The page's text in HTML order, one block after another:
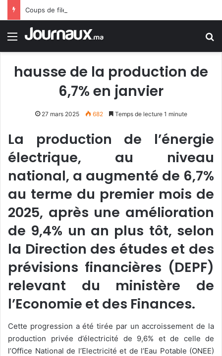
Menu
hausse de la production de
6,7% en janvier
27 mars 2025 682 Temps de lecture 1 minute
La production de l’énergie
électrique, au niveau
national, a augmenté de 6,7%
au terme du premier mois de
2025, après une amélioration
de 9,4% un an plus tôt, selon
la Direction des études et des
prévisions financières (DEPF)
relevant du ministère de
l’Economie et des Finances.
Cette progression a été tirée par un accroissement de la
production privée d’électricité de 9,6% et de celle de
l’Office National de l’Electricité et de l’Eau Potable (ONEE)